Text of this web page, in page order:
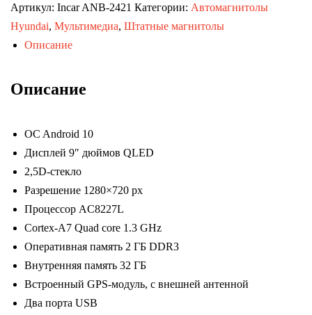
Автомагнитола
Hyundai
Solaris
17
ANB-
2421)
Android
10
1280x720
2-
32
Gb
Артикул: Incar ANB-2421 Категории: Автомагнитолы
Hyundai, Мультимедиа, Штатные магнитолы
Описание
Описание
OC Android 10
Дисплей 9″ дюймов QLED
2,5D-стекло
Разрешение 1280×720 px
Процессор AC8227L
Cortex-A7 Quad core 1.3 GHz
Оперативная память 2 ГБ DDR3
Внутренняя память 32 ГБ
Встроенный GPS-модуль, с внешней антенной
Два порта USB